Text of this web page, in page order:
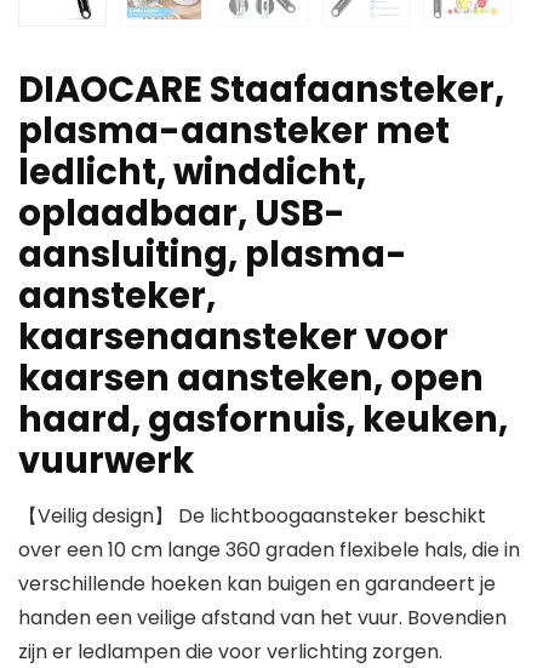
DIAOCARE Staafaansteker,
plasma-aansteker met
ledlicht, winddicht,
oplaadbaar, USB-
aansluiting, plasma-
aansteker,
kaarsenaansteker voor
kaarsen aansteken, open
haard, gasfornuis, keuken,
vuurwerk
【Veilig design】 De lichtboogaansteker beschikt
over een 10 cm lange 360 graden flexibele hals, die in
verschillende hoeken kan buigen en garandeert je
handen een veilige afstand van het vuur. Bovendien
zijn er ledlampen die voor verlichting zorgen.